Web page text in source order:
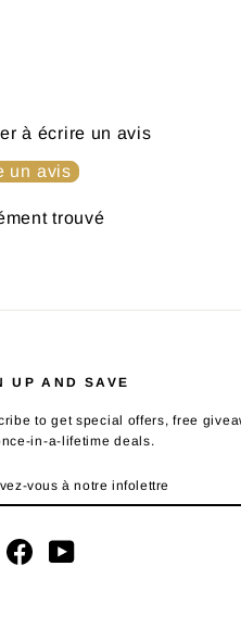
à écrire un avis
un avis
trouvé
UP AND SAVE
to get special offers, free
in-a-lifetime deals.
FacebookYouTube